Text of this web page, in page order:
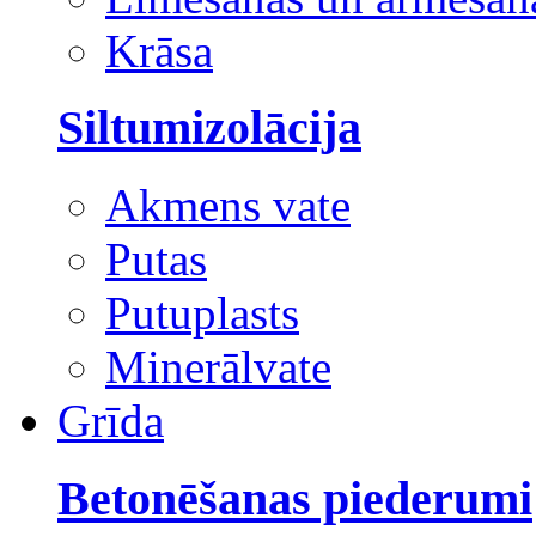
Krāsa
Siltumizolācija
Akmens vate
Putas
Putuplasts
Minerālvate
Grīda
Betonēšanas piederumi